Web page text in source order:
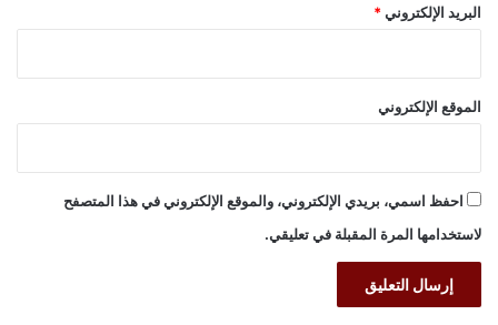
البريد الإلكتروني *
الموقع الإلكتروني
احفظ اسمي، بريدي الإلكتروني، والموقع الإلكتروني في هذا المتصفح
لاستخدامها المرة المقبلة في تعليقي.